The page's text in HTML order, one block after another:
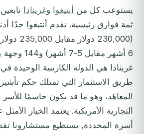
يستوعب كل من أنتيغوا وغرينادا
ثمة فوارق رئيسية. تقدم أنتيغوا حدًا
6 أشهر
غرينادا هي الدولة الكاريبية الوحيدة
المعاهَد، وهو ما قد يكون حاسمًا
التجارية الأمريكية. يعتمد الخيار
أسرة المحددة, يستطيع مستشارونا